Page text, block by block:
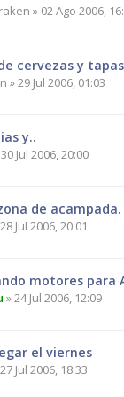
» 02 Ago 2006,
cervezas y
» 29 Jul 2006, 01:03
y..
Jul 2006, 20:00
de acampada.
Jul 2006, 20:01
motores para
» 24 Jul 2006, 12:09
el viernes
Jul 2006, 18:33